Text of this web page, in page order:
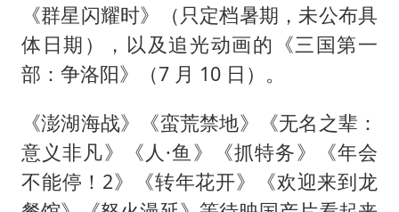
《群星闪耀时》（只定档暑期，未公布具
体日期），以及追光动画的《三国第一
部：争洛阳》（7 月 10 日）。
《澎湖海战》《蛮荒禁地》《无名之辈：
意义非凡》《人·鱼》《抓特务》《年会
不能停！2》《转年花开》《欢迎来到龙